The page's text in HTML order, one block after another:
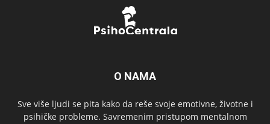
O NAMA
Sve više ljudi se pita kako da reše svoje emotivne, životne i
psihičke probleme. Savremenim pristupom mentalnom